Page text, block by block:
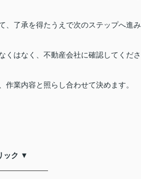
、了承を得たうえで次のステップへ進み
くはなく、不動産会社に確認してくださ
業内容と照らし合わせて決めます。
ック ▼